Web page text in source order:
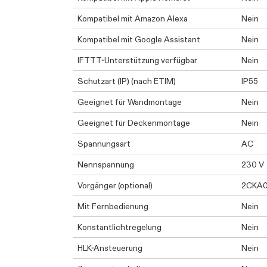
Kompatibel mit Amazon Alexa
Nein
Kompatibel mit Google Assistant
Nein
IFTTT-Unterstützung verfügbar
Nein
Schutzart (IP) (nach ETIM)
IP55
Geeignet für Wandmontage
Nein
Geeignet für Deckenmontage
Nein
Spannungsart
AC
Nennspannung
230 V
Vorgänger (optional)
Mit Fernbedienung
Nein
Konstantlichtregelung
Nein
HLK-Ansteuerung
Nein